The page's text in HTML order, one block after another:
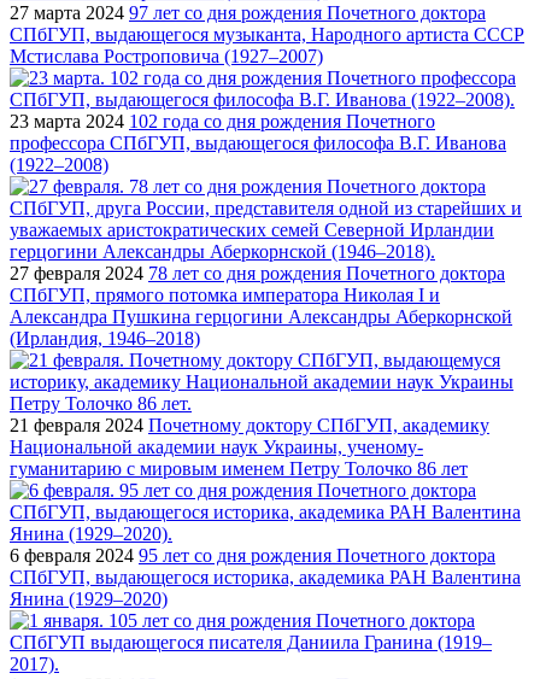
27 марта 2024 97 лет со дня рождения Почетного доктора
СПбГУП, выдающегося музыканта, Народного артиста СССР
Мстислава Ростроповича (1927–2007)
23 марта 2024 102 года со дня рождения Почетного
профессора СПбГУП, выдающегося философа В.Г. Иванова
(1922–2008)
27 февраля 2024 78 лет со дня рождения Почетного доктора
СПбГУП, прямого потомка императора Николая I и
Александра Пушкина герцогини Александры Аберкорнской
(Ирландия, 1946–2018)
21 февраля 2024 Почетному доктору СПбГУП, академику
Национальной академии наук Украины, ученому-
гуманитарию с мировым именем Петру Толочко 86 лет
6 февраля 2024 95 лет со дня рождения Почетного доктора
СПбГУП, выдающегося историка, академика РАН Валентина
Янина (1929–2020)